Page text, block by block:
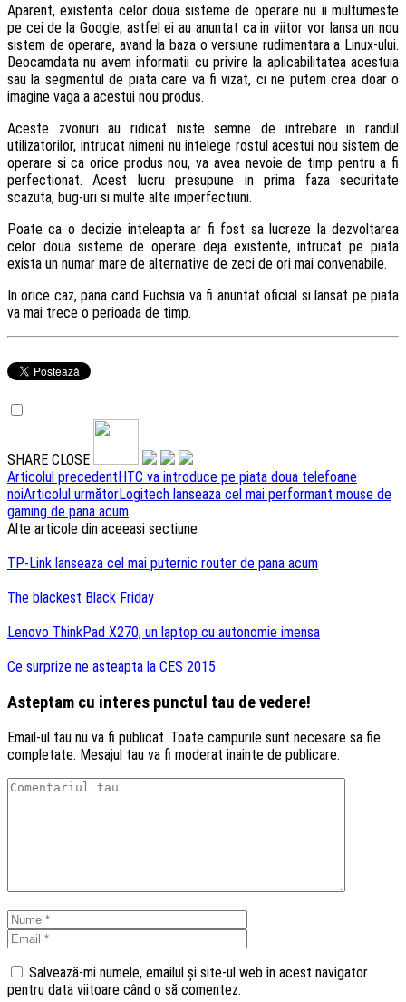
Aparent, existenta celor doua sisteme de operare nu ii multumeste
pe cei de la Google, astfel ei au anuntat ca in viitor vor lansa un nou
sistem de operare, avand la baza o versiune rudimentara a Linux-ului.
Deocamdata nu avem informatii cu privire la aplicabilitatea acestuia
sau la segmentul de piata care va fi vizat, ci ne putem crea doar o
imagine vaga a acestui nou produs.
Aceste zvonuri au ridicat niste semne de intrebare in randul
utilizatorilor, intrucat nimeni nu intelege rostul acestui nou sistem de
operare si ca orice produs nou, va avea nevoie de timp pentru a fi
perfectionat. Acest lucru presupune in prima faza securitate
scazuta, bug-uri si multe alte imperfectiuni.
Poate ca o decizie inteleapta ar fi fost sa lucreze la dezvoltarea
celor doua sisteme de operare deja existente, intrucat pe piata
exista un numar mare de alternative de zeci de ori mai convenabile.
In orice caz, pana cand Fuchsia va fi anuntat oficial si lansat pe piata
va mai trece o perioada de timp.
SHARE CLOSE
Navigare
articole
Articolul precedentHTC va introduce pe piata doua telefoane
noiArticolul următorLogitech lanseaza cel mai performant mouse de
gaming de pana acum
Alte articole din aceeasi sectiune
TP-Link lanseaza cel mai puternic router de pana acum
The blackest Black Friday
Lenovo ThinkPad X270, un laptop cu autonomie imensa
Ce surprize ne asteapta la CES 2015
Asteptam cu interes punctul tau de vedere!
Email-ul tau nu va fi publicat. Toate campurile sunt necesare sa fie
completate. Mesajul tau va fi moderat inainte de publicare.
Salvează-mi numele, emailul și site-ul web în acest navigator
pentru data viitoare când o să comentez.